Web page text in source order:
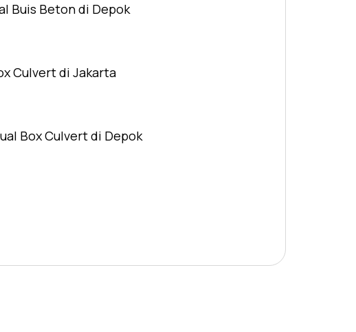
Buis Beton di Depok
Culvert di Jakarta
Box Culvert di Depok